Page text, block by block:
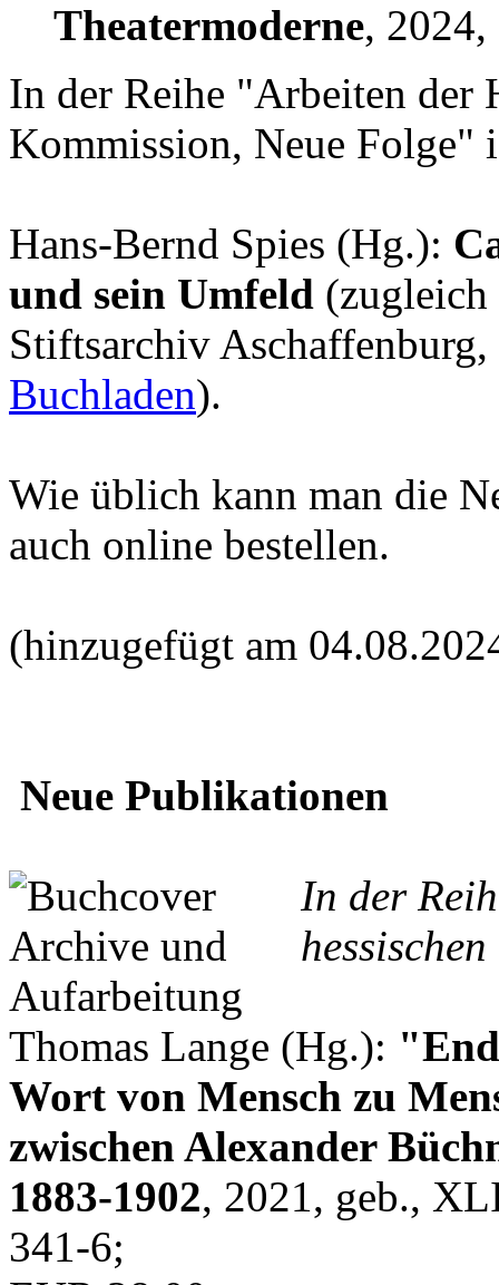
Theatermoderne,
In der Reihe "Arbeiten der
Kommission, Neue Folge"
Hans-Bernd Spies (Hg.):
und sein Umfeld
Stiftsarchiv
Buchladen).
Wie üblich kann man die
auch online bestellen.
(hinzugefügt am
Neue Publikationen
In der
Thomas Lange (Hg.):
Wort von Mensch zu
zwischen Alexander
1883-1902, 2021, geb.,
341-6;